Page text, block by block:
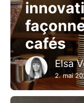
cafés
Elsa
2. mai